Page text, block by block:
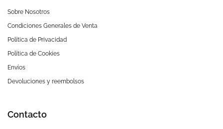
Sobre Nosotros
Condiciones Generales de Venta
Política de Privacidad
Política de Cookies
Envíos
Devoluciones y reembolsos
Contacto